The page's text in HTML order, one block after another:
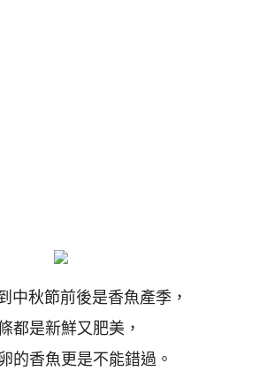
中秋節前後是香魚產季，
都是新鮮又肥美，
的香魚更是不能錯過。